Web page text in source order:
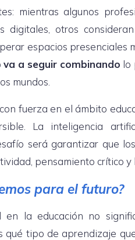
mientras algunos
digitales, otros
espacios presenciales
va a seguir combinando lo
mundos.
con fuerza en el ámbito
La inteligencia
será garantizar que
pensamiento crítico y
para el futuro?
la educación no
tipo de aprendizaje